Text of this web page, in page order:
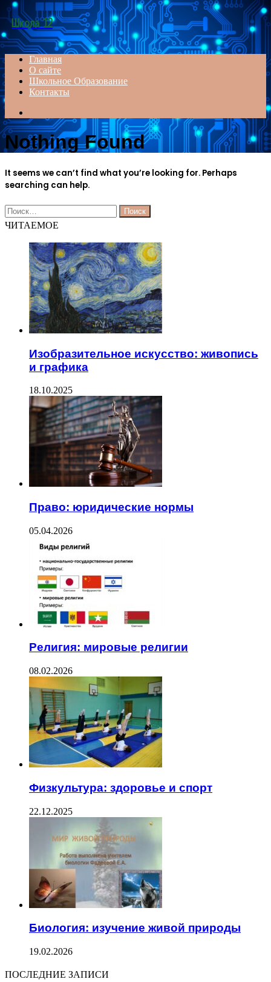
Menu
Школа 12
Главная
О сайте
Школьное Образование
Контакты
for
Nothing Found
It seems we can’t find what you’re looking for. Perhaps
searching can help.
Найти:
ЧИТАЕМОЕ
Изобразительное искусство: живопись
и графика
18.10.2025
Право: юридические нормы
05.04.2026
Религия: мировые религии
08.02.2026
Физкультура: здоровье и спорт
22.12.2025
Биология: изучение живой природы
19.02.2026
ПОСЛЕДНИЕ ЗАПИСИ